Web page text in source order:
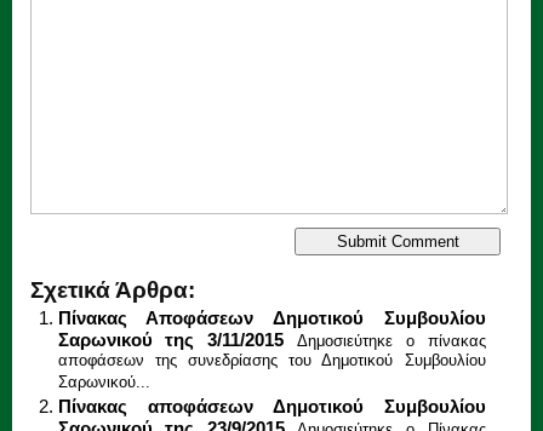
Σχετικά Άρθρα:
Πίνακας Αποφάσεων Δημοτικού Συμβουλίου
Σαρωνικού της 3/11/2015
Δημοσιεύτηκε ο πίνακας
αποφάσεων της συνεδρίασης του Δημοτικού Συμβουλίου
Σαρωνικού...
Πίνακας αποφάσεων Δημοτικού Συμβουλίου